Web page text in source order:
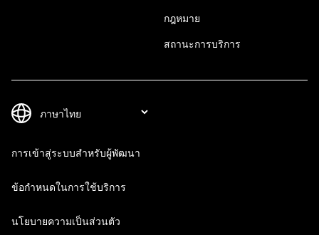
กฎหมาย
สถานะการบริการ
การเข้าสู่ระบบสำหรับผู้พัฒนา
ข้อกำหนดในการใช้บริการ
นโยบายความเป็นส่วนตัว